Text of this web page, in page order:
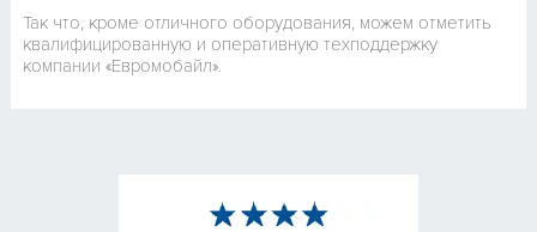
Так что, кроме отличного оборудования, можем отметить
квалифицированную и оперативную техподдержку
компании «Евромобайл».